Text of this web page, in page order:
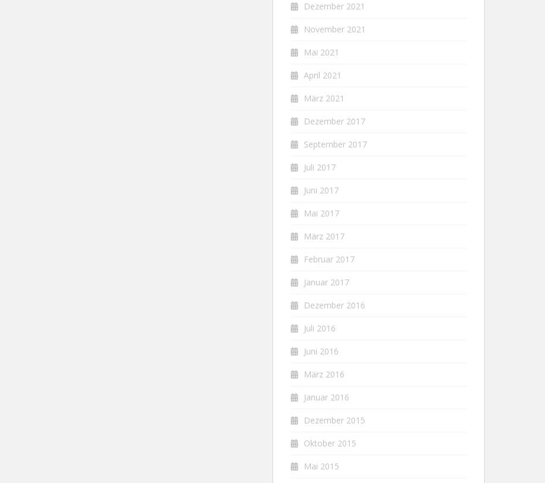
Dezember 2021
November 2021
Mai 2021
April 2021
März 2021
Dezember 2017
September 2017
Juli 2017
Juni 2017
Mai 2017
März 2017
Februar 2017
Januar 2017
Dezember 2016
Juli 2016
Juni 2016
März 2016
Januar 2016
Dezember 2015
Oktober 2015
Mai 2015